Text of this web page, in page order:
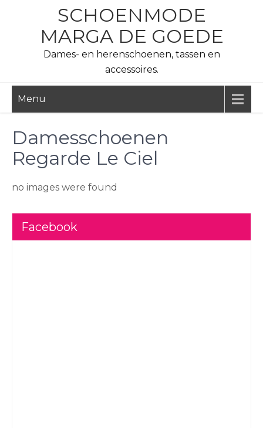
SCHOENMODE
MARGA DE GOEDE
Dames- en herenschoenen, tassen en
accessoires.
Menu
Damesschoenen
Regarde Le Ciel
no images were found
Facebook